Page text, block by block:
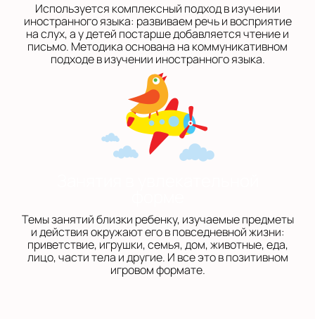
Используется комплексный подход в изучении
иностранного языка: развиваем речь и восприятие
на слух, а у детей постарше добавляется чтение и
письмо. Методика основана на коммуникативном
подходе в изучении иностранного языка.
Темы занятий близки ребенку, изучаемые предметы
и действия окружают его в повседневной жизни:
приветствие, игрушки, семья, дом, животные, еда,
лицо, части тела и другие. И все это в позитивном
игровом формате.